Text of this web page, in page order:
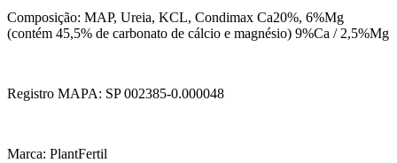
Composição: MAP, Ureia, KCL, Condimax Ca20%, 6%Mg
(contém 45,5% de carbonato de cálcio e magnésio) 9%Ca / 2,5%Mg
Registro MAPA: SP 002385-0.000048
Marca: PlantFertil